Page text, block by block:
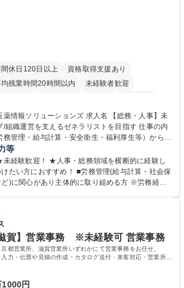
間休日120日以上
資格取得支援あり
均残業時間20時間以内
未経験者歓迎
日制 交通費支給 土日祝休み 寮・社宅あり
ーションズ 求人名 【総務・人事】未
運営を支えるゼネラリストを目指す 仕事の内
務管理・給与計算・安全衛生・福利厚生等）からお
総務・採用・教育業務へ守備範囲を広げ、組織運
初期業務：労働時間管理、給与
利厚生管理、安全衛生、健康経営推進等をお任せ
、休職者管理など、幅広く経験を積んでいただき
る方に最適な環境です。 募集職種 【総
立グループ/組織運営を支えるゼネラリストを目
等
経験歓迎！ ★人事・総務領域を横断的に経験し
すめ！ ■労務管理(給与計算・社会保
)に関心があり主体的に取り組める方 ※労務経験
与計算・社会保険手続き・勤怠管理など）の経験
学院 大学 高専 短大
資格：
滋賀】営業事務 ※未経験可 営業事務
京都営業所、滋賀営業所いずれかにて営業事務をお任せ。
入力・伝票や見積の作成・カタログ送付・来客対応・営業所内
善をお任せ。
円